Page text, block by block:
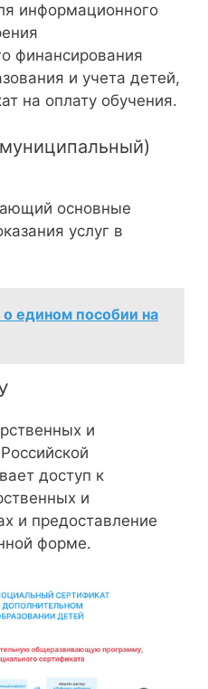
информационного
финансирования
и учета детей,
на оплату обучения.
основные
услуг в
о едином пособии на
и
доступ к
и
и предоставление
форме.